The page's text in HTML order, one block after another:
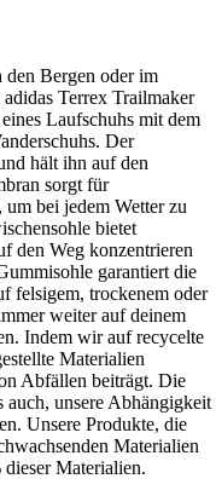
den Bergen oder im
Terrex Trailmaker
Laufschuhs mit dem
Der
hält ihn auf den
sorgt für
bei jedem Wetter zu
bietet
den Weg konzentrieren
garantiert die
felsigem, trockenem oder
weiter auf deinem
Indem wir auf recycelte
Materialien
Abfällen beiträgt. Die
unsere Abhängigkeit
Unsere Produkte, die
Materialien
dieser Materialien.